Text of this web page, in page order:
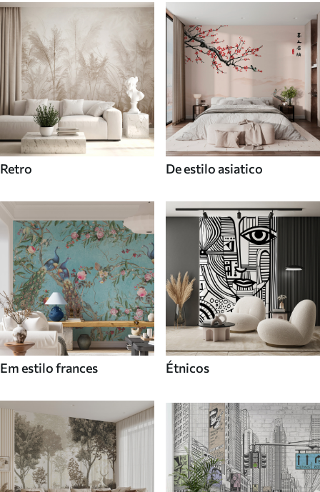
Retro De estilo asiatico
Em estilo frances Étnicos